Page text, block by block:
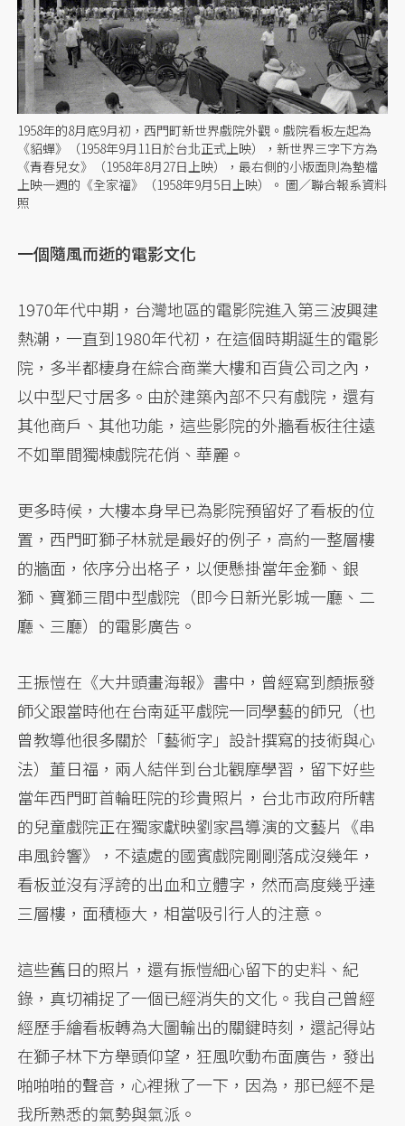
1958年的8月底9月初，西門町新世界戲院外觀。戲院看板左起為
《貂蟬》（1958年9月11日於台北正式上映），新世界三字下方為
《青春兒女》（1958年8月27日上映），最右側的小版面則為墊檔
上映一週的《全家福》（1958年9月5日上映）。 圖／聯合報系資料
照
一個隨風而逝的電影文化
1970年代中期，台灣地區的電影院進入第三波興建
熱潮，一直到1980年代初，在這個時期誕生的電影
院，多半都棲身在綜合商業大樓和百貨公司之內，
以中型尺寸居多。由於建築內部不只有戲院，還有
其他商戶、其他功能，這些影院的外牆看板往往遠
不如單間獨棟戲院花俏、華麗。
更多時候，大樓本身早已為影院預留好了看板的位
置，西門町獅子林就是最好的例子，高約一整層樓
的牆面，依序分出格子，以便懸掛當年金獅、銀
獅、寶獅三間中型戲院（即今日新光影城一廳、二
廳、三廳）的電影廣告。
王振愷在《大井頭畫海報》書中，曾經寫到顏振發
師父跟當時他在台南延平戲院一同學藝的師兄（也
曾教導他很多關於「藝術字」設計撰寫的技術與心
法）董日福，兩人結伴到台北觀摩學習，留下好些
當年西門町首輪旺院的珍貴照片，台北市政府所轄
的兒童戲院正在獨家獻映劉家昌導演的文藝片《串
串風鈴響》，不遠處的國賓戲院剛剛落成沒幾年，
看板並沒有浮誇的出血和立體字，然而高度幾乎達
三層樓，面積極大，相當吸引行人的注意。
這些舊日的照片，還有振愷細心留下的史料、紀
錄，真切補捉了一個已經消失的文化。我自己曾經
經歷手繪看板轉為大圖輸出的關鍵時刻，還記得站
在獅子林下方舉頭仰望，狂風吹動布面廣告，發出
啪啪啪的聲音，心裡揪了一下，因為，那已經不是
我所熟悉的氣勢與氣派。